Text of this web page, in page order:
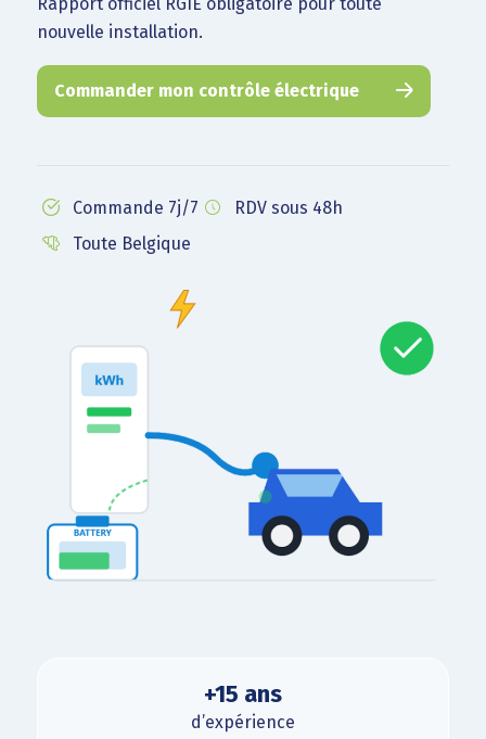
nouvelle installation.
Commander mon contrôle électrique
Commande 7j/7
RDV sous 48h
Toute Belgique
+15 ans
d’expérience